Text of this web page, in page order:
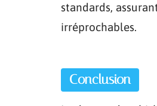
standards,
irréprochables.
Conclusion